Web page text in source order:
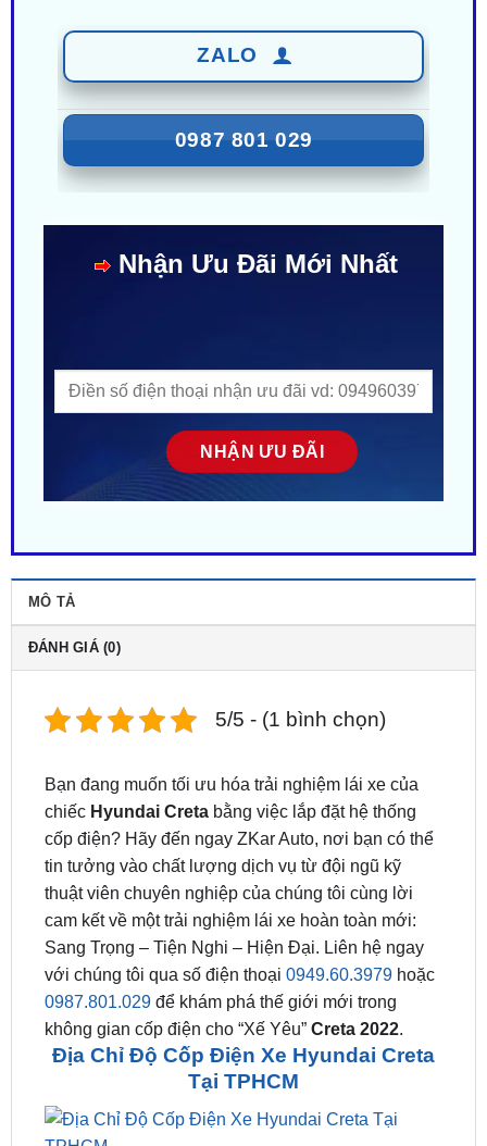
ZALO
0987 801 029
Nhận Ưu Đãi Mới Nhất
MÔ TẢ
ĐÁNH GIÁ (0)
5/5 - (1 bình chọn)
Bạn đang muốn tối ưu hóa trải nghiệm lái xe của
chiếc Hyundai Cretabằng việc lắp đặt hệ thống
cốp điện? Hãy đến ngay ZKar Auto, nơi bạn có thể
tin tưởng vào chất lượng dịch vụ từ đội ngũ kỹ
thuật viên chuyên nghiệp của chúng tôi cùng lời
cam kết về một trải nghiệm lái xe hoàn toàn mới:
Sang Trọng – Tiện Nghi – Hiện Đại. Liên hệ ngay
với chúng tôi qua số điện thoại 0949.60.3979hoặc
0987.801.029để khám phá thế giới mới trong
không gian cốp điện cho “Xế Yêu” Creta 2022.
Địa Chỉ Độ Cốp Điện Xe Hyundai Creta
Tại TPHCM